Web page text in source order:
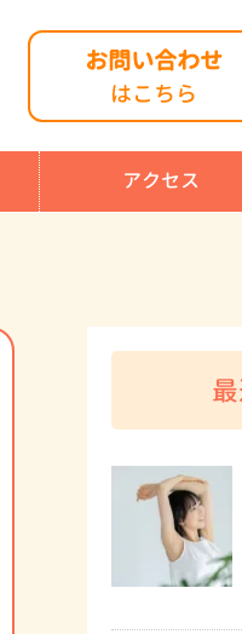
お問い合わせ
はこちら
アクセス